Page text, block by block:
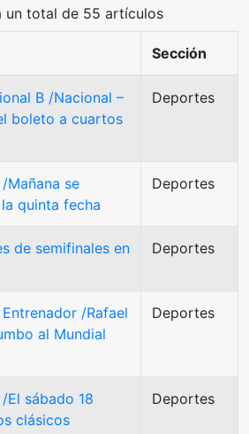
un total de 55 artículos
Sección
B /Nacional –
boleto a cuartos
Deportes
Mañana se
quinta fecha
Deportes
de semifinales en
Deportes
/Rafael
al Mundial
Deportes
El sábado 18
clásicos
Deportes